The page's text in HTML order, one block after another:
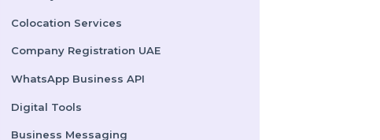
WhatsApp Business API